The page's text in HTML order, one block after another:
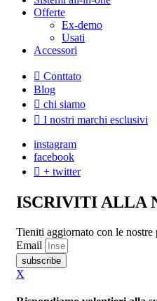
Offerte
Ex-demo
Usati
Accessori
Conttato
Blog
chi siamo
I nostri marchi esclusivi
instagram
facebook
+ twitter
ISCRIVITI ALLA
Tieniti aggiornato con le
Email
subscribe
X